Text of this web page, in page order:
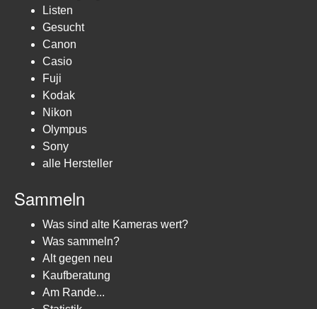
Listen
Gesucht
Canon
Casio
Fuji
Kodak
Nikon
Olympus
Sony
alle Hersteller
Sammeln
Was sind alte Kameras wert?
Was sammeln?
Alt gegen neu
Kaufberatung
Am Rande...